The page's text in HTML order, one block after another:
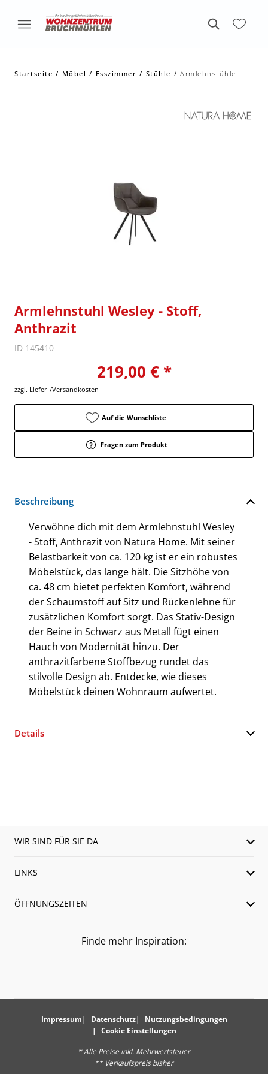
Startseite Möbel Esszimmer Stühle Armlehnstühle
Armlehnstuhl Wesley - Stoff,
Anthrazit
ID 145410
219,00 € *
zzgl. Liefer-/Versandkosten
Auf die Wunschliste
Fragen zum Produkt
Beschreibung
Verwöhne dich mit dem Armlehnstuhl Wesley
- Stoff, Anthrazit von Natura Home. Mit seiner
Belastbarkeit von ca. 120 kg ist er ein robustes
Möbelstück, das lange hält. Die Sitzhöhe von
ca. 48 cm bietet perfekten Komfort, während
der Schaumstoff auf Sitz und Rückenlehne für
zusätzlichen Komfort sorgt. Das Stativ-Design
der Beine in Schwarz aus Metall fügt einen
Hauch von Modernität hinzu. Der
anthrazitfarbene Stoffbezug rundet das
stilvolle Design ab. Entdecke, wie dieses
Möbelstück deinen Wohnraum aufwertet.
Details
WIR SIND FÜR SIE DA
LINKS
ÖFFNUNGSZEITEN
Finde mehr Inspiration:
Impressum Datenschutz
Nutzungsbedingungen
Cookie Einstellungen
* Alle Preise inkl. Mehrwertsteuer
** Verkaufspreis bisher